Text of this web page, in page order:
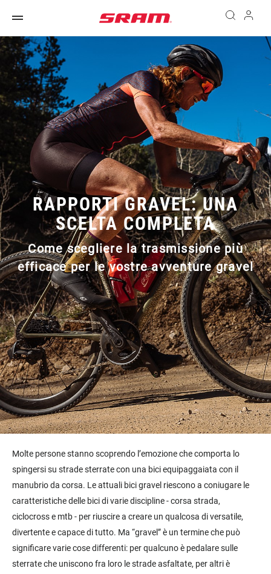
RAPPORTI GRAVEL: UNA
SCELTA COMPLETA
Come scegliere la trasmissione più
efficace per le vostre avventure gravel
Molte persone stanno scoprendo l’emozione che comporta lo
spingersi su strade sterrate con una bici equipaggaiata con il
manubrio da corsa. Le attuali bici gravel riescono a coniugare le
caratteristiche delle bici di varie discipline - corsa strada,
ciclocross e mtb - per riuscire a creare un qualcosa di versatile,
divertente e capace di tutto. Ma “gravel” è un termine che può
significare varie cose differenti: per qualcuno è pedalare sulle
sterrate che uniscono fra loro le strade asfaltate, per altri è